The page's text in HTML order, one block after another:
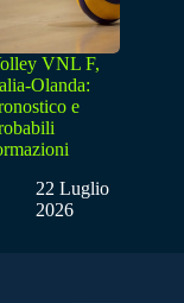
VNL F,
Olanda:
e
22 Luglio
2026